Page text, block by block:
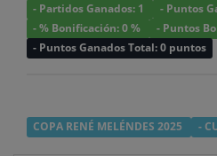
- Partidos Ganados: 1
- Puntos
- % Bonificación: 0 %
- Puntos
- Puntos Ganados Total: 0 puntos
COPA RENÉ MELÉNDES 2025 -